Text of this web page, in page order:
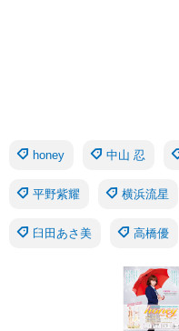
honey 中山 忍
平野紫耀 横浜流星
臼田あさ美 高橋優